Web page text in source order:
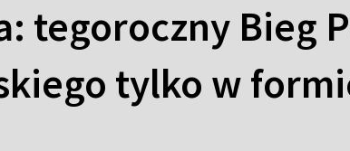
tegoroczny Bieg
tylko w